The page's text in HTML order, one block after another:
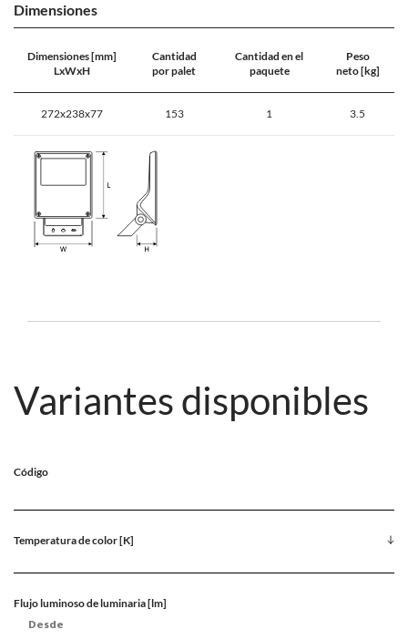
Dimensiones
Dimensiones [mm]
LxWxH
Cantidad
por palet
Cantidad en el
paquete
Peso
neto [kg]
272x238x77 153 1 3.5
Variantes disponibles
Código
Temperatura de color [K]
Flujo luminoso de luminaria [lm]